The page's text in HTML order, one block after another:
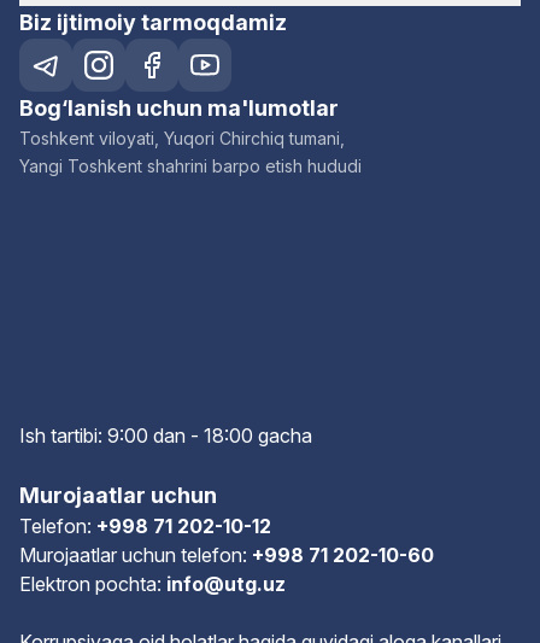
Biz ijtimoiy tarmoqdamiz
Bog‘lanish uchun ma'lumotlar
Toshkent viloyati, Yuqori Chirchiq tumani,
Yangi Toshkent shahrini barpo etish hududi
Ish tartibi: 9:00 dan - 18:00 gacha
Murojaatlar uchun
Telefon: +998 71 202-10-12
Murojaatlar uchun telefon: +998 71 202-10-60
Elektron pochta: info@utg.uz